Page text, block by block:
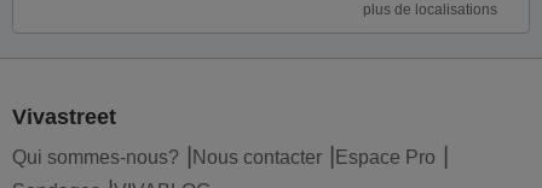
plus de localisations
Vivastreet
Qui sommes-nous? Nous contacter
Espace Pro